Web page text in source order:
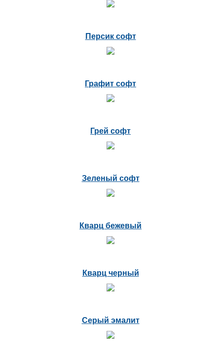
Персик софт
Графит софт
Грей софт
Зеленый софт
Кварц бежевый
Кварц черный
Серый эмалит